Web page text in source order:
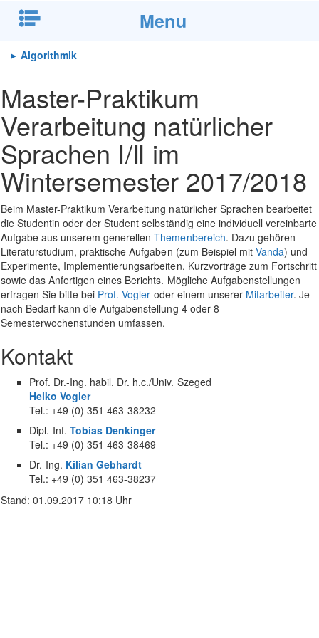
Menu
▸ Algorithmik
Master-Praktikum
Verarbeitung natürlicher
Sprachen Ⅰ/Ⅱ im
Wintersemester 2017/2018
Beim Master-Praktikum Verarbeitung natürlicher Sprachen bearbeitet
die Studentin oder der Student selbständig eine individuell vereinbarte
Aufgabe aus unserem generellenThemenbereich. Dazu gehören
Literaturstudium, praktische Aufgaben (zum Beispiel mit Vanda) und
Experimente, Implementierungsarbeiten, Kurzvorträge zum Fortschritt
sowie das Anfertigen eines Berichts. Mögliche Aufgabenstellungen
erfragen Sie bitte bei Prof. Vogler oder einem unserer Mitarbeiter. Je
nach Bedarf kann die Aufgabenstellung 4 oder 8
Semesterwochenstunden umfassen.
Kontakt
Prof. Dr.-Ing. habil. Dr. h.c./Univ. Szeged
Heiko Vogler
Tel.: +49 (0) 351 463-38232
Dipl.-Inf.Tobias Denkinger
Tel.: +49 (0) 351 463-38469
Dr.-Ing. Kilian Gebhardt
Tel.: +49 (0) 351 463-38237
Stand: 01.09.2017 10:18 Uhr